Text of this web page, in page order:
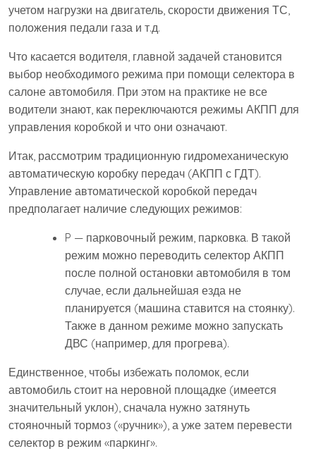
учетом нагрузки на двигатель, скорости движения ТС,
положения педали газа и т.д.
Что касается водителя, главной задачей становится
выбор необходимого режима при помощи селектора в
салоне автомобиля. При этом на практике не все
водители знают, как переключаются режимы АКПП для
управления коробкой и что они означают.
Итак, рассмотрим традиционную гидромеханическую
автоматическую коробку передач (АКПП с ГДТ).
Управление автоматической коробкой передач
предполагает наличие следующих режимов:
P — парковочный режим, парковка. В такой
режим можно переводить селектор АКПП
после полной остановки автомобиля в том
случае, если дальнейшая езда не
планируется (машина ставится на стоянку).
Также в данном режиме можно запускать
ДВС (например, для прогрева).
Единственное, чтобы избежать поломок, если
автомобиль стоит на неровной площадке (имеется
значительный уклон), сначала нужно затянуть
стояночный тормоз («ручник»), а уже затем перевести
селектор в режим «паркинг».